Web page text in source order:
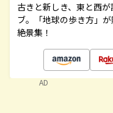
古きと新しき、東と西
ブ。「地球の歩き方」
絶景集！
AD